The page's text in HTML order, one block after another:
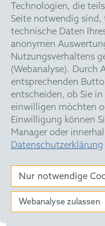
Technologien, die
Seite notwendig
technische Daten
anonymen
Nutzungsverhaltens
(Webanalyse). Durch
entsprechenden
entscheiden, ob Sie
einwilligen möchten
Einwilligung können
Manager oder
Datenschutzerklärung
Nur notwendige
Webanalyse zulassen
HOFFMANN
Patent- und
Arabellastraße
81925 München
T +49 89 924090
F +49 89 918356
Impressum
Datenschutz